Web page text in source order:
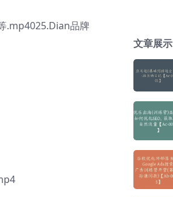
.mp4025.Dian品牌
文章展示